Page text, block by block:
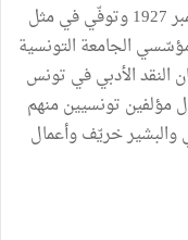
ولد توفيق بكّار بتونس العاصمة في 31 ديسمبر 1927 وتوفّي في مثل
الجامعة التونسية
النقد الأدبي في تونس
مؤلفين تونسيين منهم
خريّف وأعمال